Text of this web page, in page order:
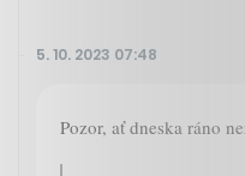
5. 10. 2023 07:48
Pozor, ať dneska ráno